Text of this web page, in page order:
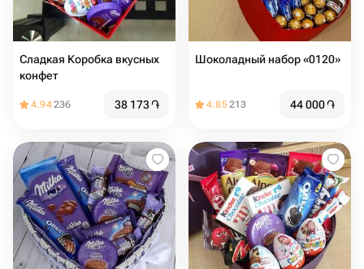
Сладкая Коробка вкусных
конфет
4.94236 38 173֏
Шоколадный набор «0120»
4.85213 44 000֏